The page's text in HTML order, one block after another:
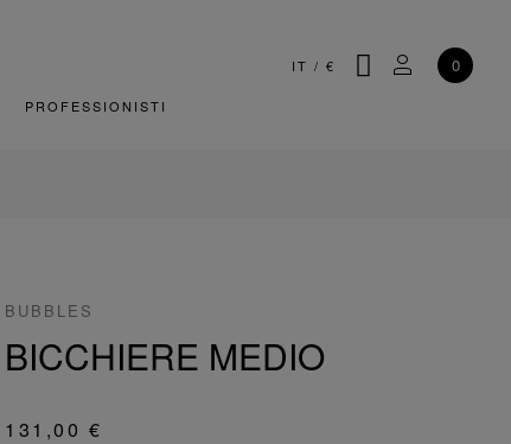
IT / € CERCAIL MIO
0
PROFESSIONISTI
BUBBLES
BICCHIERE MEDIO
131,00 €